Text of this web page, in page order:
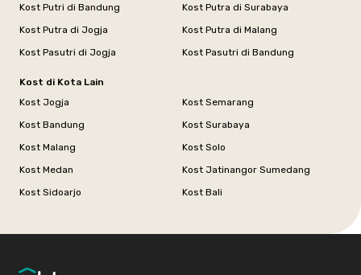
Kost Putri di Bandung
Kost Putra di Surabaya
Kost Putra di Jogja
Kost Putra di Malang
Kost Pasutri di Jogja
Kost Pasutri di Bandung
Kost di Kota Lain
Kost Jogja
Kost Semarang
Kost Bandung
Kost Surabaya
Kost Malang
Kost Solo
Kost Medan
Kost Jatinangor Sumedang
Kost Sidoarjo
Kost Bali